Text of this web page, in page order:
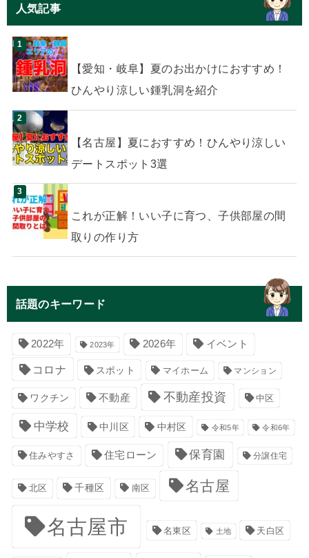
人気記事
【愛知・岐阜】夏のお出かけにおすすめ！
ひんやり涼しい鍾乳洞を紹介
【名古屋】夏におすすめ！ひんやり涼しい
デートスポット3選
これが正解！いい子に育つ、子供部屋の間
取りの作り方
話題のキーワード
2022年 2023年 2026年 イベント
コロナ スポット マイホーム マンション
ワクチン 不動産 不動産投資 中区
中学校 中川区 中村区 令和5年 令和6年
住みやすさ 住宅ローン 保育園 分譲住宅
北区 千種区 南区 名古屋
名古屋市 名東区 土地 天白区